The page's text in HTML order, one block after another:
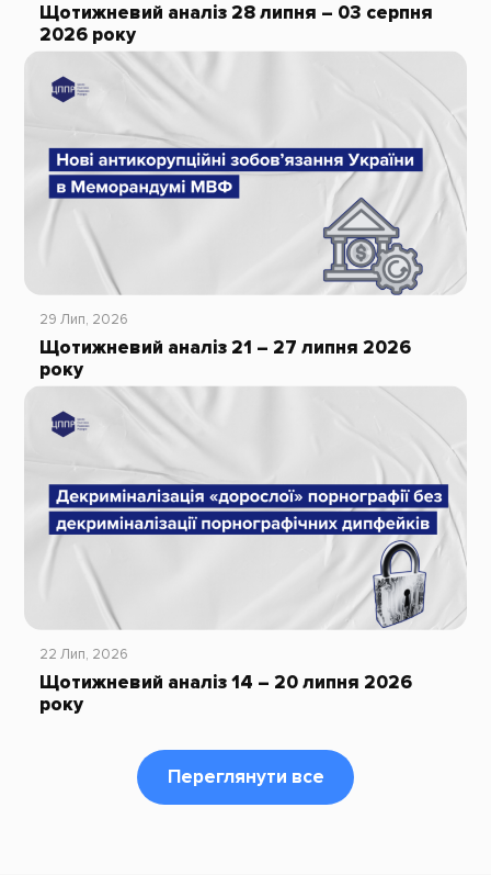
Щотижневий аналіз 28 липня – 03 серпня
2026 року
29 Лип, 2026
Щотижневий аналіз 21 – 27 липня 2026
року
22 Лип, 2026
Щотижневий аналіз 14 – 20 липня 2026
року
Переглянути все